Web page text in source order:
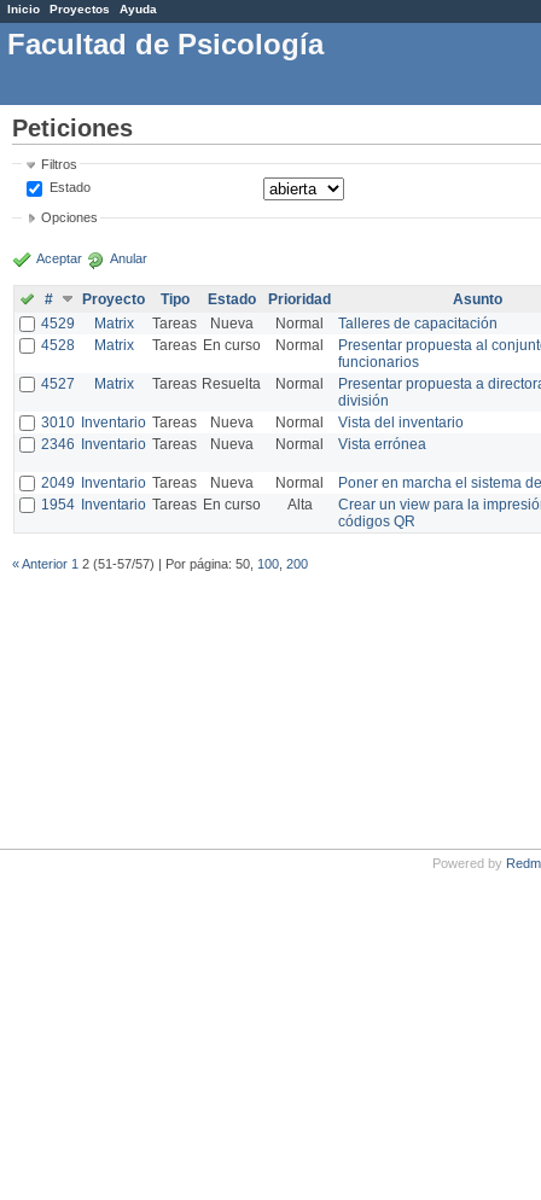
Inicio Proyectos Ayuda
Facultad de Psicología
Peticiones
Filtros
Estado
Opciones
Aceptar Anular
# Proyecto Tipo Estado Prioridad
Asunto
4529
Matrix Tareas Nueva Normal
Talleres de capacitación
4528
Matrix Tareas En curso Normal
Presentar propuesta al
funcionarios
4527
Matrix Tareas Resuelta Normal
Presentar propuesta a
división
3010 Inventario Tareas Nueva Normal
Vista del inventario
2346 Inventario Tareas Nueva Normal Vista errónea
2049 Inventario Tareas Nueva Normal
Poner en marcha el sistema
1954 Inventario Tareas En curso Alta
Crear un view para la
códigos QR
« Anterior 1 2 (51-57/57) | Por página: 50, 100 200
Powered by